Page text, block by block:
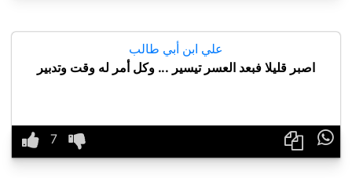
علي ابن أبي طالب
اصبر قليلا فبعد العسر تيسير ... وكل أمر له وقت وتدبير
